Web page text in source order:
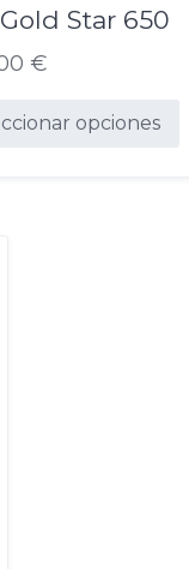
Star 650
€
opciones